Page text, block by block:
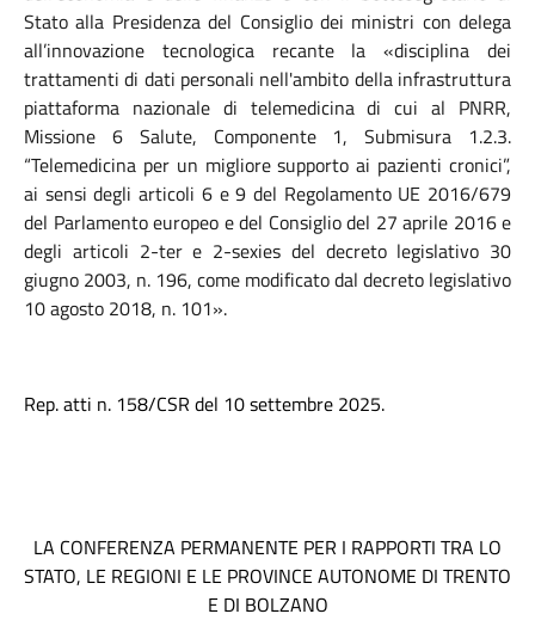
Stato alla Presidenza del Consiglio dei ministri con delega
all’innovazione tecnologica recante la «disciplina dei
trattamenti di dati personali nell'ambito della infrastruttura
piattaforma nazionale di telemedicina di cui al PNRR,
Missione 6 Salute, Componente 1, Submisura 1.2.3.
“Telemedicina per un migliore supporto ai pazienti cronici”,
ai sensi degli articoli 6 e 9 del Regolamento UE 2016/679
del Parlamento europeo e del Consiglio del 27 aprile 2016 e
degli articoli 2-ter e 2-sexies del decreto legislativo 30
giugno 2003, n. 196, come modificato dal decreto legislativo
10 agosto 2018, n. 101».
Rep. atti n. 158/CSR del 10 settembre 2025.
LA CONFERENZA PERMANENTE PER I RAPPORTI TRA LO
STATO, LE REGIONI E LE PROVINCE AUTONOME DI TRENTO
E DI BOLZANO